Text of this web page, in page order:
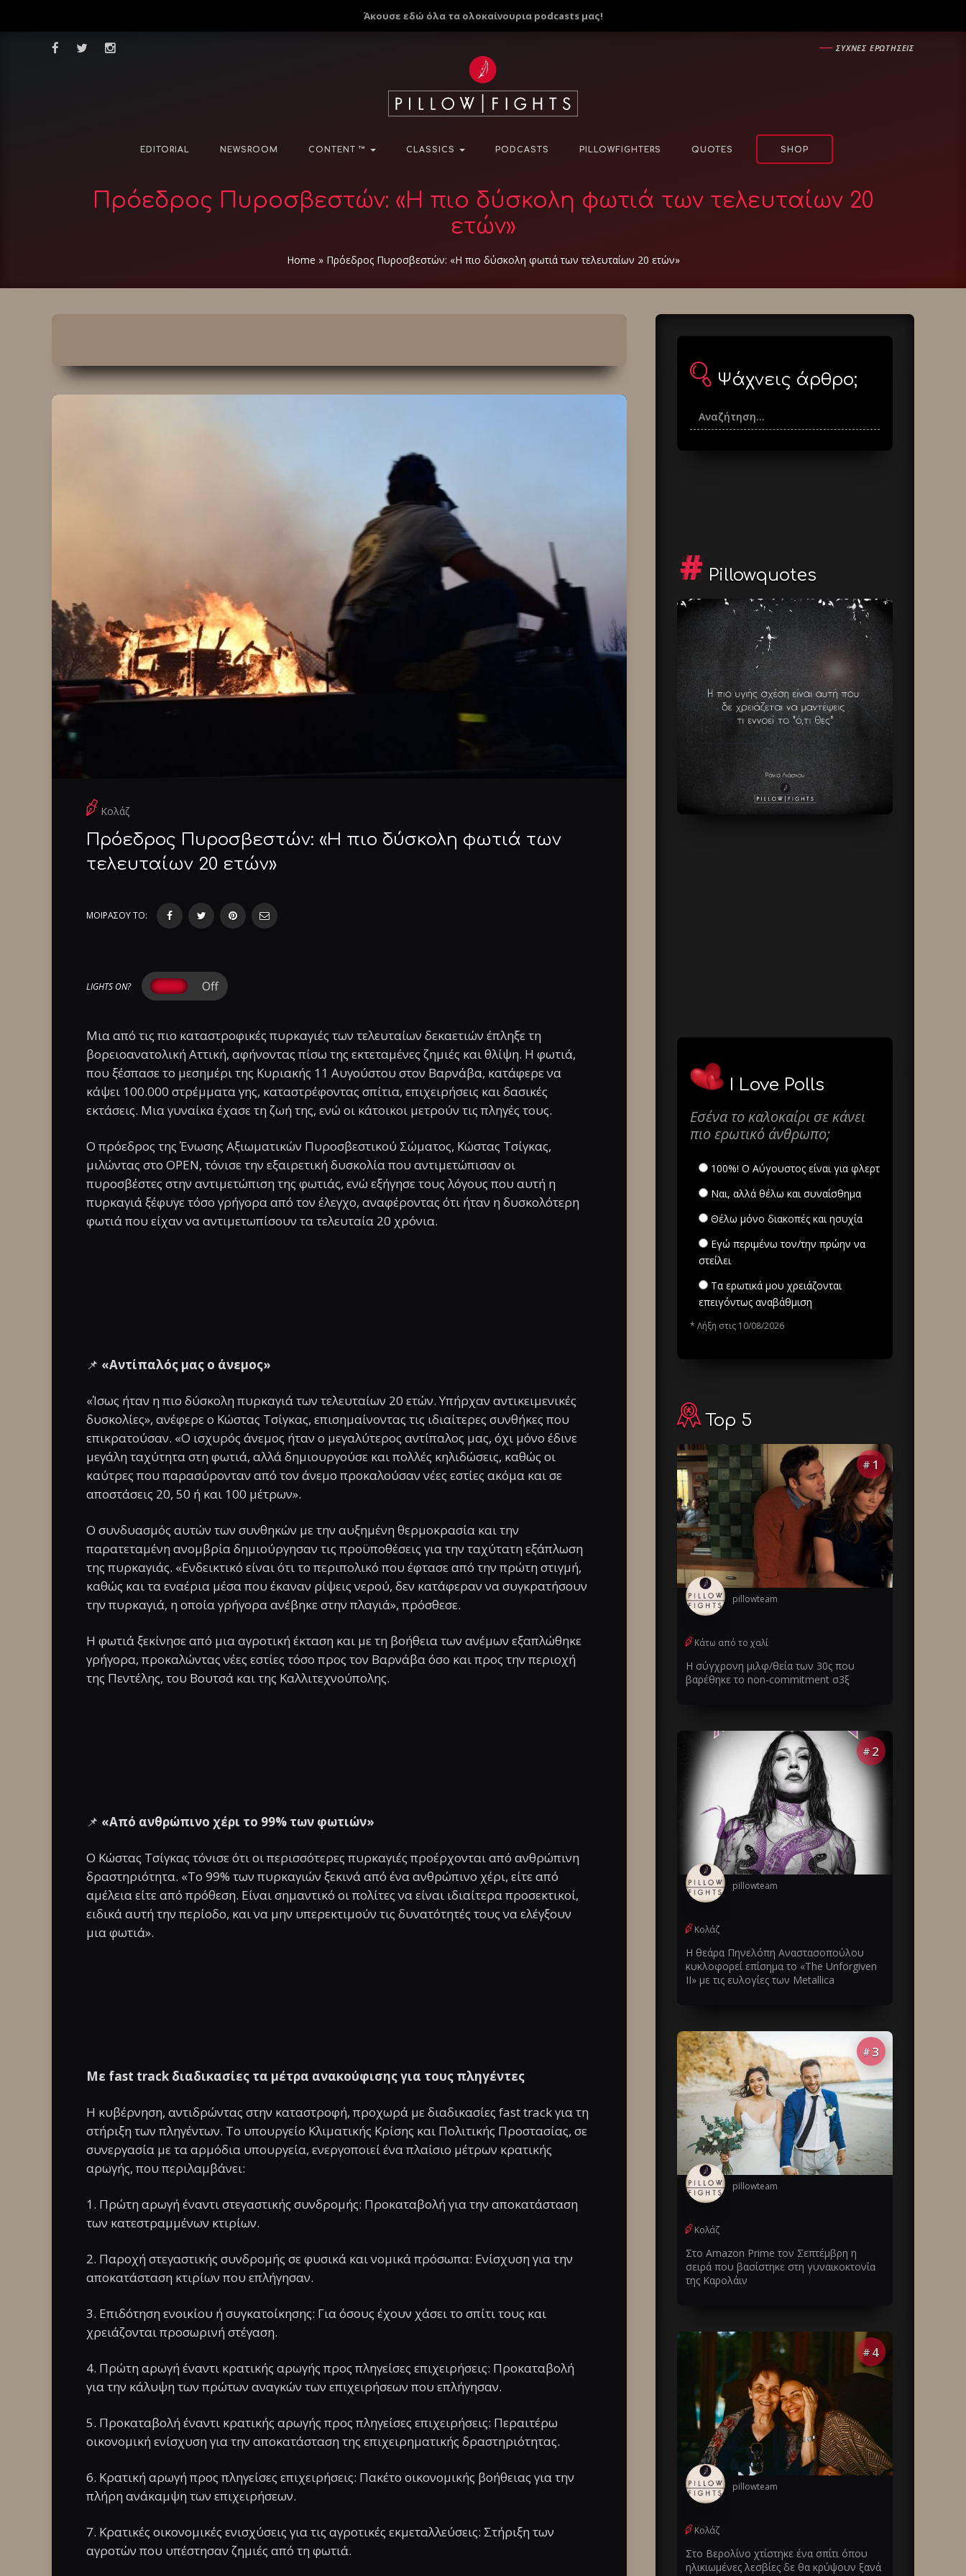
Άκουσε εδώ όλα τα ολοκαίνουρια podcasts μας!
―ΣΥΧΝΕΣ ΕΡΩΤΗΣΕΙΣ
EDITORIAL NEWSROOM CONTENT ™ CLASSICS PODCASTS PILLOWFIGHTERS QUOTES SHOP
Πρόεδρος Πυροσβεστών: «Η πιο δύσκολη φωτιά των τελευταίων 20
ετών»
Home » Πρόεδρος Πυροσβεστών: «Η πιο δύσκολη φωτιά των τελευταίων 20 ετών»
Κολάζ
Πρόεδρος Πυροσβεστών: «Η πιο δύσκολη φωτιά των
τελευταίων 20 ετών»
ΜΟΙΡΑΣΟΥ ΤΟ:
LIGHTS ON?
Μια από τις πιο καταστροφικές πυρκαγιές των τελευταίων δεκαετιών έπληξε τη
βορειοανατολική Αττική, αφήνοντας πίσω της εκτεταμένες ζημιές και θλίψη. Η φωτιά,
που ξέσπασε το μεσημέρι της Κυριακής 11 Αυγούστου στον Βαρνάβα, κατάφερε να
κάψει 100.000 στρέμματα γης, καταστρέφοντας σπίτια, επιχειρήσεις και δασικές
εκτάσεις. Μια γυναίκα έχασε τη ζωή της, ενώ οι κάτοικοι μετρούν τις πληγές τους.
Ο πρόεδρος της Ένωσης Αξιωματικών Πυροσβεστικού Σώματος, Κώστας Τσίγκας,
μιλώντας στο OPEN, τόνισε την εξαιρετική δυσκολία που αντιμετώπισαν οι
πυροσβέστες στην αντιμετώπιση της φωτιάς, ενώ εξήγησε τους λόγους που αυτή η
πυρκαγιά ξέφυγε τόσο γρήγορα από τον έλεγχο, αναφέροντας ότι ήταν η δυσκολότερη
φωτιά που είχαν να αντιμετωπίσουν τα τελευταία 20 χρόνια.
📌 «Αντίπαλός μας ο άνεμος»
«Ίσως ήταν η πιο δύσκολη πυρκαγιά των τελευταίων 20 ετών. Υπήρχαν αντικειμενικές
δυσκολίες», ανέφερε ο Κώστας Τσίγκας, επισημαίνοντας τις ιδιαίτερες συνθήκες που
επικρατούσαν. «Ο ισχυρός άνεμος ήταν ο μεγαλύτερος αντίπαλος μας, όχι μόνο έδινε
μεγάλη ταχύτητα στη φωτιά, αλλά δημιουργούσε και πολλές κηλιδώσεις, καθώς οι
καύτρες που παρασύρονταν από τον άνεμο προκαλούσαν νέες εστίες ακόμα και σε
αποστάσεις 20, 50 ή και 100 μέτρων».
Ο συνδυασμός αυτών των συνθηκών με την αυξημένη θερμοκρασία και την
παρατεταμένη ανομβρία δημιούργησαν τις προϋποθέσεις για την ταχύτατη εξάπλωση
της πυρκαγιάς. «Ενδεικτικό είναι ότι το περιπολικό που έφτασε από την πρώτη στιγμή,
καθώς και τα εναέρια μέσα που έκαναν ρίψεις νερού, δεν κατάφεραν να συγκρατήσουν
την πυρκαγιά, η οποία γρήγορα ανέβηκε στην πλαγιά», πρόσθεσε.
Η φωτιά ξεκίνησε από μια αγροτική έκταση και με τη βοήθεια των ανέμων εξαπλώθηκε
γρήγορα, προκαλώντας νέες εστίες τόσο προς τον Βαρνάβα όσο και προς την περιοχή
της Πεντέλης, του Βουτσά και της Καλλιτεχνούπολης.
📌 «Από ανθρώπινο χέρι το 99% των φωτιών»
Ο Κώστας Τσίγκας τόνισε ότι οι περισσότερες πυρκαγιές προέρχονται από ανθρώπινη
δραστηριότητα. «Το 99% των πυρκαγιών ξεκινά από ένα ανθρώπινο χέρι, είτε από
αμέλεια είτε από πρόθεση. Είναι σημαντικό οι πολίτες να είναι ιδιαίτερα προσεκτικοί,
ειδικά αυτή την περίοδο, και να μην υπερεκτιμούν τις δυνατότητές τους να ελέγξουν
μια φωτιά».
Με fast track διαδικασίες τα μέτρα ανακούφισης για τους πληγέντες
Η κυβέρνηση, αντιδρώντας στην καταστροφή, προχωρά με διαδικασίες fast track για τη
στήριξη των πληγέντων. Το υπουργείο Κλιματικής Κρίσης και Πολιτικής Προστασίας, σε
συνεργασία με τα αρμόδια υπουργεία, ενεργοποιεί ένα πλαίσιο μέτρων κρατικής
αρωγής, που περιλαμβάνει:
1. Πρώτη αρωγή έναντι στεγαστικής συνδρομής: Προκαταβολή για την αποκατάσταση
των κατεστραμμένων κτιρίων.
2. Παροχή στεγαστικής συνδρομής σε φυσικά και νομικά πρόσωπα: Ενίσχυση για την
αποκατάσταση κτιρίων που επλήγησαν.
3. Επιδότηση ενοικίου ή συγκατοίκησης: Για όσους έχουν χάσει το σπίτι τους και
χρειάζονται προσωρινή στέγαση.
4. Πρώτη αρωγή έναντι κρατικής αρωγής προς πληγείσες επιχειρήσεις: Προκαταβολή
για την κάλυψη των πρώτων αναγκών των επιχειρήσεων που επλήγησαν.
5. Προκαταβολή έναντι κρατικής αρωγής προς πληγείσες επιχειρήσεις: Περαιτέρω
οικονομική ενίσχυση για την αποκατάσταση της επιχειρηματικής δραστηριότητας.
6. Κρατική αρωγή προς πληγείσες επιχειρήσεις: Πακέτο οικονομικής βοήθειας για την
πλήρη ανάκαμψη των επιχειρήσεων.
7. Κρατικές οικονομικές ενισχύσεις για τις αγροτικές εκμεταλλεύσεις: Στήριξη των
αγροτών που υπέστησαν ζημιές από τη φωτιά.
Ψάχνεις άρθρο;
Pillowquotes
I Love Polls
Εσένα το καλοκαίρι σε κάνει
πιο ερωτικό άνθρωπο;
100%! Ο Αύγουστος είναι για φλερτ
Ναι, αλλά θέλω και συναίσθημα
Θέλω μόνο διακοπές και ησυχία
Εγώ περιμένω τον/την πρώην να
στείλει
Τα ερωτικά μου χρειάζονται
επειγόντως αναβάθμιση
* Λήξη στις 10/08/2026
Top 5
# 1
pillowteam
Κάτω από το χαλί
Η σύγχρονη μιλφ/θεία των 30ς που
βαρέθηκε το non-commitment σ3ξ
# 2
pillowteam
Κολάζ
Η θεάρα Πηνελόπη Αναστασοπούλου
κυκλοφορεί επίσημα το «The Unforgiven
II» με τις ευλογίες των Metallica
# 3
pillowteam
Κολάζ
Στο Amazon Prime τον Σεπτέμβρη η
σειρά που βασίστηκε στη γυναικοκτονία
της Καρολάιν
# 4
pillowteam
Κολάζ
Στο Βερολίνο χτίστηκε ένα σπίτι όπου
ηλικιωμένες λεσβίες δε θα κρύψουν ξανά